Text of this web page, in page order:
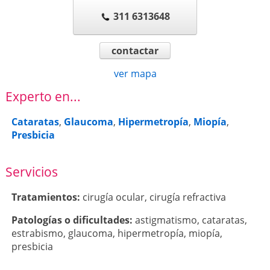
311 6313648
contactar
ver mapa
Experto en...
Cataratas, Glaucoma, Hipermetropía, Miopía,
Presbicia
Servicios
Tratamientos: cirugía ocular, cirugía refractiva
Patologí­as o dificultades: astigmatismo, cataratas,
estrabismo, glaucoma, hipermetropía, miopía,
presbicia